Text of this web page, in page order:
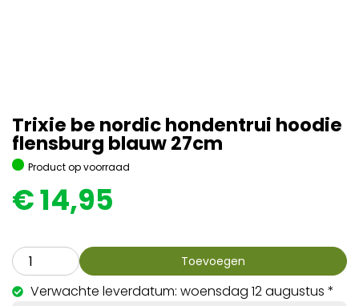
Trixie be nordic hondentrui hoodie
flensburg blauw 27cm
Product op voorraad
€14,95
Toevoegen
Verwachte leverdatum: woensdag 12 augustus *